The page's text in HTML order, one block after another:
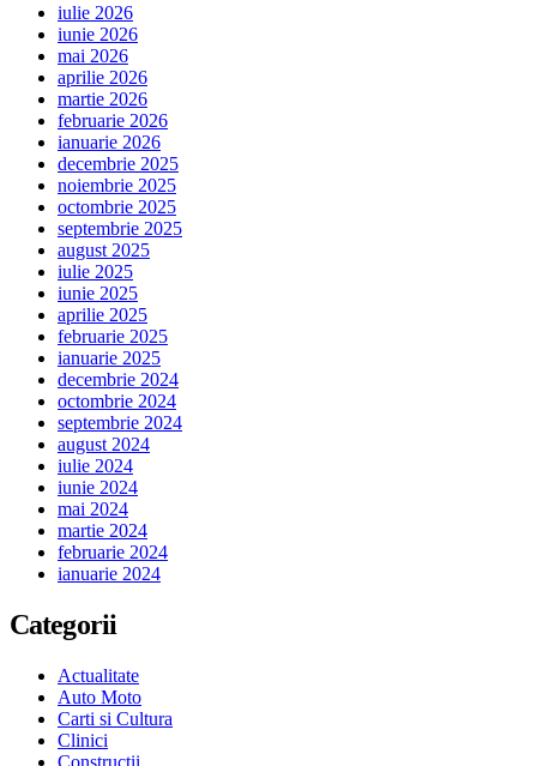
iulie 2026
iunie 2026
mai 2026
aprilie 2026
martie 2026
februarie 2026
ianuarie 2026
decembrie 2025
noiembrie 2025
octombrie 2025
septembrie 2025
august 2025
iulie 2025
iunie 2025
aprilie 2025
februarie 2025
ianuarie 2025
decembrie 2024
octombrie 2024
septembrie 2024
august 2024
iulie 2024
iunie 2024
mai 2024
martie 2024
februarie 2024
ianuarie 2024
Categorii
Actualitate
Auto Moto
Carti si Cultura
Clinici
Constructii